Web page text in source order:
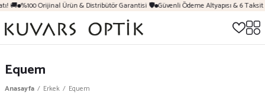
🚚 %100 Orijinal Ürün & Distribütör Garantisi 🛡️ Güvenli Ödeme Altyapısı & 6 Taksit
Equem
Anasayfa Erkek Equem